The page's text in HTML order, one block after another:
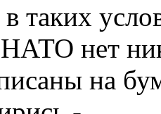
таких
нет
на